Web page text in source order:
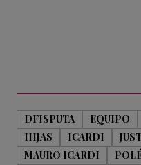
DFISPUTA EQUIPO
HIJAS
ICARDI
MAURO ICARDI